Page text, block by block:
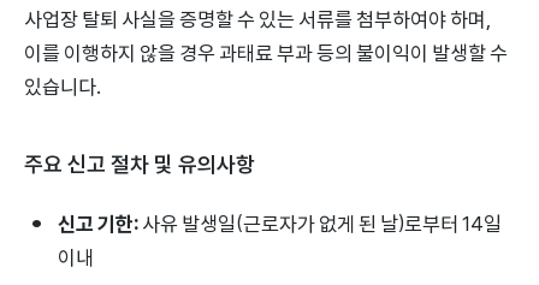
사업장 탈퇴 사실을 증명할 수 있는 서류를 첨부하여야 하며,
이를 이행하지 않을 경우 과태료 부과 등의 불이익이 발생할 수
있습니다.
주요 신고 절차 및 유의사항
신고 기한:사유 발생일(근로자가 없게 된 날)로부터 14일
이내